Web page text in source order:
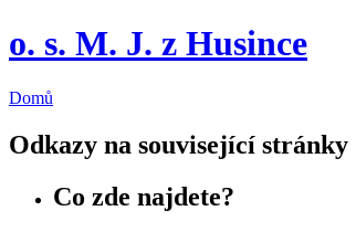
o. s. M. J. z Husince
Domů
Odkazy na související stránky
Co zde najdete?